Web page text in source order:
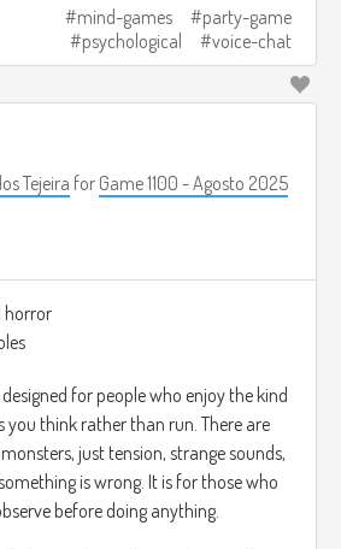
igual puede sonar sospechoso.
y al final se revela quién era el
logró engañar a los demás.
articles/5-best-deception-
1100-6482788/
mind-games
party-game
psychological
voice-chat
Tejeira for Game 1100 - Agosto 2025
horror
for people who enjoy the kind
think rather than run. There are
just tension, strange sounds,
is wrong. It is for those who
before doing anything.